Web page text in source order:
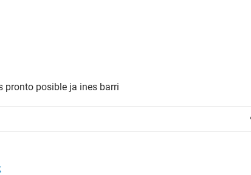
pronto posible ja ines barri